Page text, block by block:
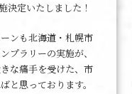
決定いたしました！
ンも北海道・札幌市
プラリーの実施が、
な痛手を受けた、市
と思っております。